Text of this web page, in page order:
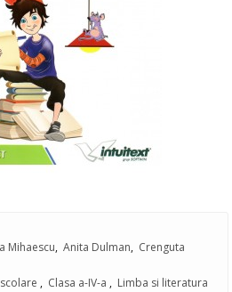
Mihaescu,Anita Dulman, Crenguta
, Clasa a-IV-a , Limba si literatura